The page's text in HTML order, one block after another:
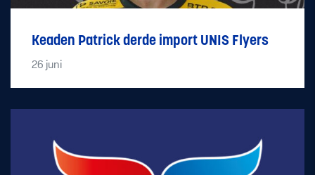
Keaden Patrick derde import UNIS Flyers
26 juni